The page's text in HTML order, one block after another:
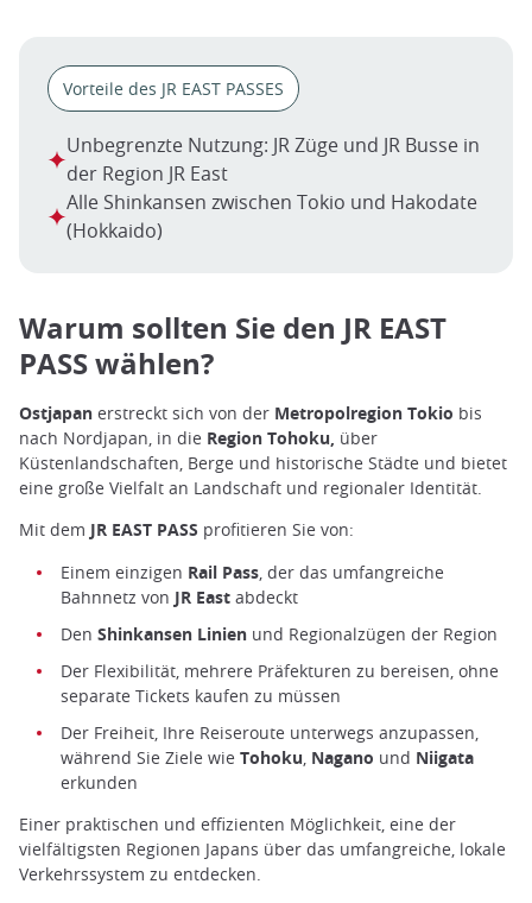
Vorteile des JR EAST PASSES
Unbegrenzte Nutzung: JR Züge und JR Busse in
der Region JR East
Alle Shinkansen zwischen Tokio und Hakodate
(Hokkaido)
Warum sollten Sie den JR EAST
PASS wählen?
Ostjapan erstreckt sich von der Metropolregion Tokio bis
nach Nordjapan, in die Region Tohoku, über
Küstenlandschaften, Berge und historische Städte und bietet
eine große Vielfalt an Landschaft und regionaler Identität.
Mit dem JR EAST PASS profitieren Sie von:
Einem einzigen Rail Pass , der das umfangreiche
Bahnnetz von JR East abdeckt
Den Shinkansen Linien und Regionalzügen der Region
Der Flexibilität, mehrere Präfekturen zu bereisen, ohne
separate Tickets kaufen zu müssen
Der Freiheit, Ihre Reiseroute unterwegs anzupassen,
während Sie Ziele wie Tohoku Nagano und Niigata
erkunden
Einer praktischen und effizienten Möglichkeit, eine der
vielfältigsten Regionen Japans über das umfangreiche, lokale
Verkehrssystem zu entdecken.